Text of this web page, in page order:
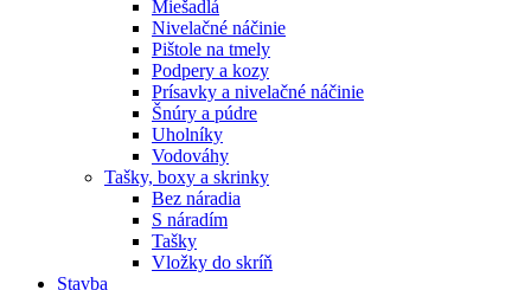
Miešadlá
Nivelačné náčinie
Pištole na tmely
Podpery a kozy
Prísavky a nivelačné náčinie
Šnúry a púdre
Uholníky
Vodováhy
Tašky, boxy a skrinky
Bez náradia
S náradím
Tašky
Vložky do skríň
Stavba